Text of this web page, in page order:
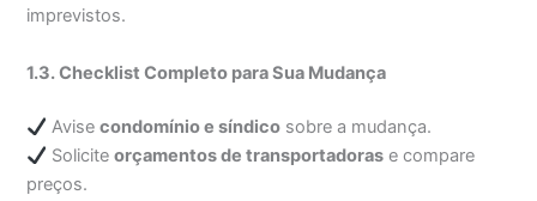
imprevistos.
1.3. Checklist Completo para Sua Mudança
Avisecondomínio e síndico sobre a mudança.
Soliciteorçamentos de transportadoras e compare
preços.